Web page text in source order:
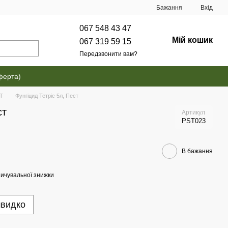
Бажання Вхід
067 548 43 47
067 319 59 15
Передзвонити вам?
Мій кошик
Фунгіцид Тетріс 5л, Пест
Артикул
PST023
В бажання
знижки